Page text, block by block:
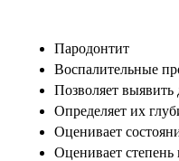
Пародонтит
Воспалительные
Позволяет
Определяет их
Оценивает
Оценивает